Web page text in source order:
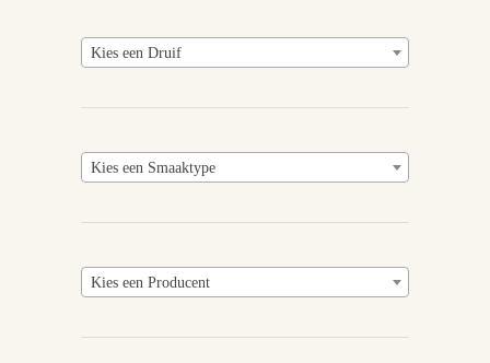
Kies een Druif
Kies een Smaaktype
Kies een Producent